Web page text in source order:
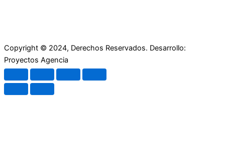
Copyright © 2024, Derechos Reservados. Desarrollo:
Proyectos Agencia